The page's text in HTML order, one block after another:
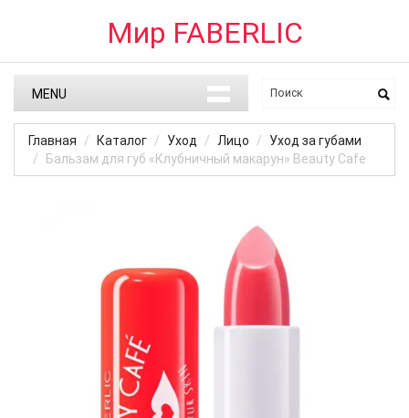
Мир FABERLIC
MENU
Главная Каталог Уход Лицо
Уход за губами
Бальзам для губ «Клубничный макарун» Beauty Cafe